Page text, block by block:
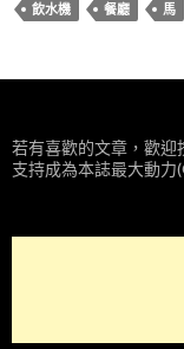
飲水機
餐廳 馬
若有喜歡的文章，歡迎
支持成為本誌最大動力